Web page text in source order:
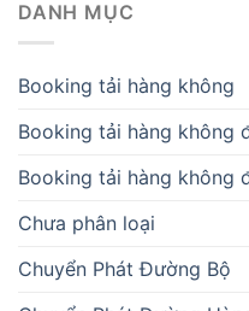
DANH MỤC
Booking tải hàng không
Booking tải hàng không
Booking tải hàng không
Chưa phân loại
Chuyển Phát Đường Bộ